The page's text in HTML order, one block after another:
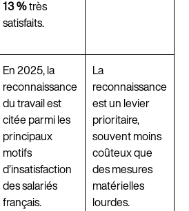
13 %très
satisfaits.
En 2025, la
reconnaissance
du travail est
citée parmi les
principaux
motifs
d’insatisfaction
des salariés
français.
La
reconnaissance
est un levier
prioritaire,
souvent moins
coûteux que
des mesures
matérielles
lourdes.